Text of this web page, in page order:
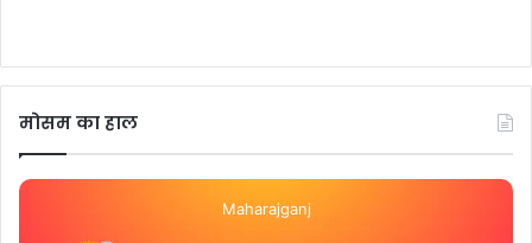
मोसम का हाल
Maharajganj